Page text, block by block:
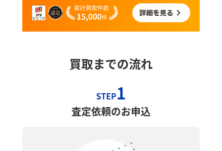
買取までの流れ
STEP1
査定依頼のお申込